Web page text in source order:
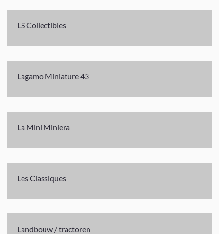
LS Collectibles
Lagamo Miniature 43
La Mini Miniera
Les Classiques
Landbouw / tractoren